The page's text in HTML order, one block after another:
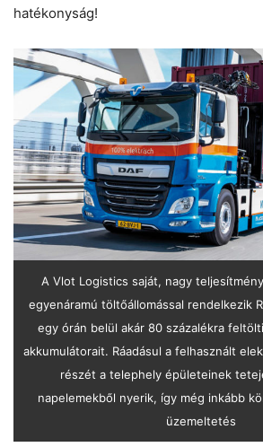
hatékonyság!
A Vlot Logistics saját, nagy
egyenáramú töltőállomással rendelkezik
egy órán belül akár 80 százalékra
akkumulátorait. Ráadásul a felhasznált
részét a telephely épületeinek
napelemekből nyerik, így még inkább
üzemeltetés